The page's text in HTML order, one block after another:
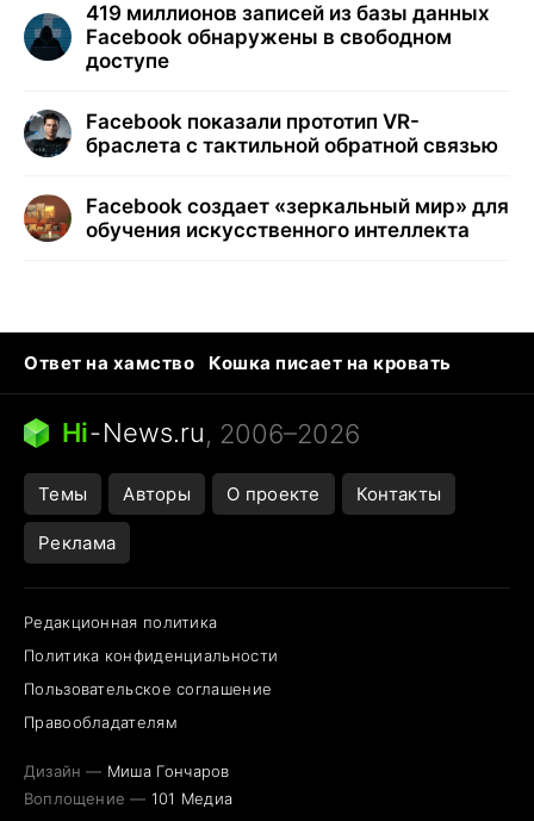
419 миллионов записей из базы данных
Facebook обнаружены в свободном
доступе
Facebook показали прототип VR-
браслета с тактильной обратной связью
Facebook создает «зеркальный мир» для
обучения искусственного интеллекта
Ответ на хамство
Кошка писает на кровать
Тунцы в океанариуме
Следующая пандемия
Ядовитые пауки России
Открытие в Google Maps
Hi-News.ru, 2006–2026
Темы Авторы О проекте Контакты
Реклама
Редакционная политика
Политика конфиденциальности
Пользовательское соглашение
Правообладателям
Дизайн — Миша Гончаров
Воплощение — 101 Медиа